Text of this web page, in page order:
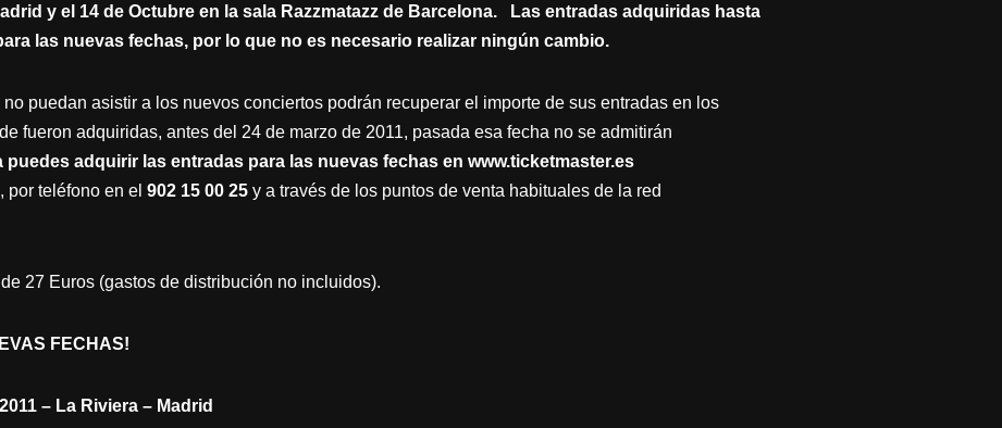
y el 14 de Octubre en la sala Razzmatazz de Barcelona. Las entradas adquiridas hasta
las nuevas fechas, por lo que no es necesario realizar ningún cambio.
puedan asistir a los nuevos conciertos podrán recuperar el importe de sus entradas en los
fueron adquiridas, antes del 24 de marzo de 2011, pasada esa fecha no se admitirán
puedes adquirir las entradas para las nuevas fechas en www.ticketmaster.es
por teléfono en el 902 15 00 25 y a través de los puntos de venta habituales de la red
27 Euros (gastos de distribución no incluidos).
FECHAS!
– La Riviera – Madrid